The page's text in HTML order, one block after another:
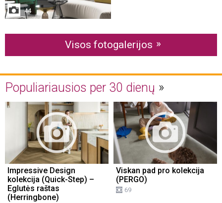
44
Visos fotogalerijos
Populiariausios per 30 dienų
Impressive Design
kolekcija (Quick-Step) –
Eglutės raštas
(Herringbone)
Viskan pad pro kolekcija
(PERGO)
69